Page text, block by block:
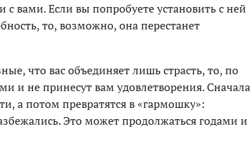
вами. Если вы попробуете установить с ней
то, возможно, она перестанет
что вас объединяет лишь страсть, то, по
и не принесут вам удовлетворения. Сначала
а потом превратятся в «гармошку»:
Это может продолжаться годами и